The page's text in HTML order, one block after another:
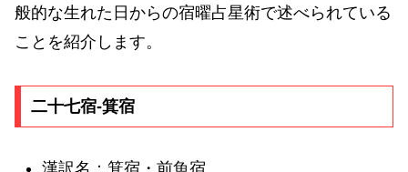
般的な生れた日からの宿曜占星術で述べられている
ことを紹介します。
二十七宿-箕宿